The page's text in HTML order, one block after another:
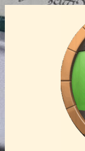
contenuto